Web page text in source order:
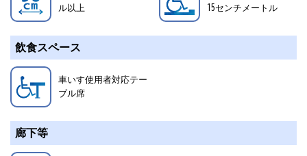
ル以上 15センチメートル
飲食スペース
車いす使用者対応テー
ブル席
廊下等